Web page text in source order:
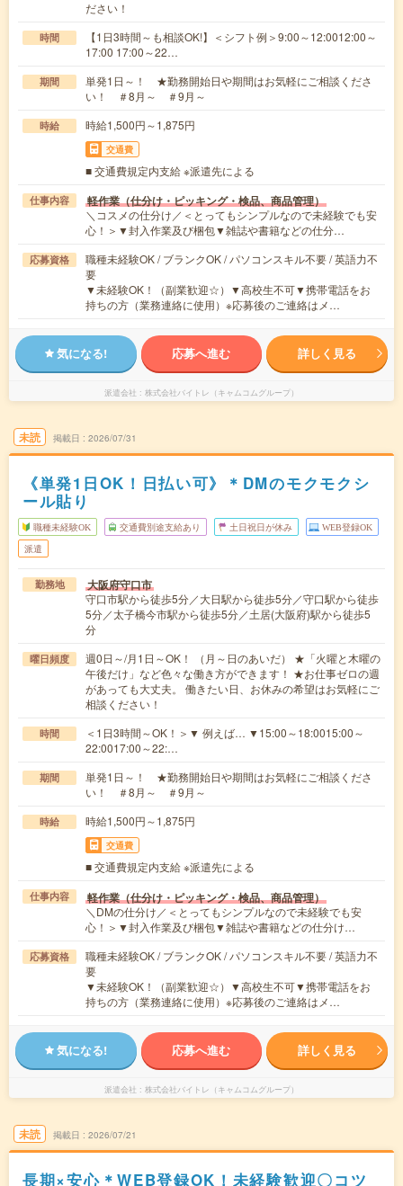
ださい！
時間
【1日3時間～も相談OK!】＜シフト例＞9:00～12:0012:00～
17:00 17:00～22…
期間
単発1日～！ ★勤務開始日や期間はお気軽にご相談くださ
い！ ＃8月～ ＃9月～
時給 時給1,500円～1,875円
交通費
■ 交通費規定内支給 ※派遣先による
仕事内容 軽作業（仕分け・ピッキング・検品、商品管理）
＼コスメの仕分け／＜とってもシンプルなので未経験でも安
心！＞▼封入作業及び梱包▼雑誌や書籍などの仕分…
応募資格
職種未経験OK / ブランクOK / パソコンスキル不要 / 英語力不
要
▼未経験OK！（副業歓迎☆）▼高校生不可▼携帯電話をお
持ちの方（業務連絡に使用）※応募後のご連絡はメ…
気になる! 応募へ進む 詳しく見る
派遣会社 株式会社バイトレ（キャムコムグループ）
未読 掲載日 2026/07/31
《単発1日OK！日払い可》＊DMのモクモクシ
ール貼り
職種未経験OK 交通費別途支給あり 土日祝日が休み WEB登録OK
派遣
勤務地 大阪府守口市
守口市駅から徒歩5分／大日駅から徒歩5分／守口駅から徒歩
5分／太子橋今市駅から徒歩5分／土居(大阪府)駅から徒歩5
分
曜日頻度
週0日～/月1日～OK！ （月～日のあいだ） ★「火曜と木曜の
午後だけ」など色々な働き方ができます！ ★お仕事ゼロの週
があっても大丈夫。 働きたい日、お休みの希望はお気軽にご
相談ください！
時間
＜1日3時間～OK！＞▼ 例えば… ▼15:00～18:0015:00～
22:0017:00～22:…
期間
単発1日～！ ★勤務開始日や期間はお気軽にご相談くださ
い！ ＃8月～ ＃9月～
時給 時給1,500円～1,875円
交通費
■ 交通費規定内支給 ※派遣先による
仕事内容 軽作業（仕分け・ピッキング・検品、商品管理）
＼DMの仕分け／＜とってもシンプルなので未経験でも安
心！＞▼封入作業及び梱包▼雑誌や書籍などの仕分け…
応募資格
職種未経験OK / ブランクOK / パソコンスキル不要 / 英語力不
要
▼未経験OK！（副業歓迎☆）▼高校生不可▼携帯電話をお
持ちの方（業務連絡に使用）※応募後のご連絡はメ…
気になる! 応募へ進む 詳しく見る
派遣会社 株式会社バイトレ（キャムコムグループ）
未読 掲載日 2026/07/21
長期×安心＊WEB登録OK！未経験歓迎〇コツ